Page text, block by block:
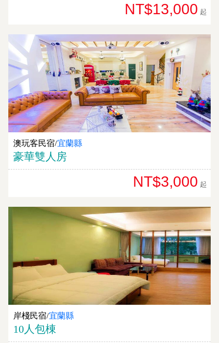
NT$13,000 起
澳玩客民宿/宜蘭縣
豪華雙人房
NT$3,000 起
岸棧民宿/宜蘭縣
10人包棟